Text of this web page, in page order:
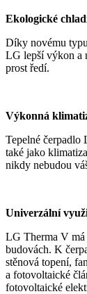
Ekologické
Díky novému
LG lepší výkon a
prost ředí.
Výkonná
Tepelné čerpadlo
také jako
nikdy nebudou
Univerzální
LG Therma V
budovách. K
stěnová topení,
a fotovoltaické
fotovoltaické